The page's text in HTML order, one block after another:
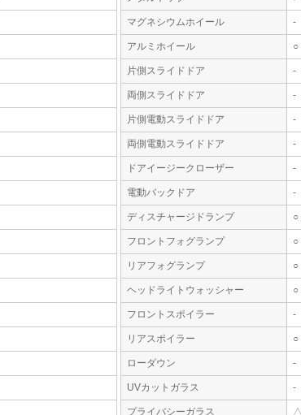
マグネシウムホイール -
アルミホイール ○
片側スライドドア -
両側スライドドア -
片側電動スライドドア -
両側電動スライドドア -
ドアイージークローザー -
電動バックドア -
ディスチャージドランプ ○
フロントフォグランプ ○
リアフォグランプ ○
ヘッドライトウォッシャー ○
フロントスポイラー -
リアスポイラー ○
ローダウン -
UVカットガラス -
プライバシーガラス